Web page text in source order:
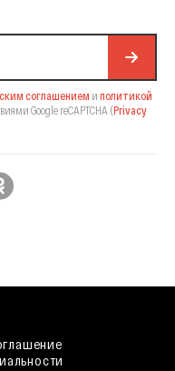
соглашением и политикой
Google reCAPTCHA (Privacy